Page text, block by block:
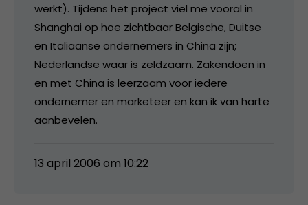
werkt). Tijdens het project viel me vooral in
Shanghai op hoe zichtbaar Belgische, Duitse
en Italiaanse ondernemers in China zijn;
Nederlandse waar is zeldzaam. Zakendoen in
en met China is leerzaam voor iedere
ondernemer en marketeer en kan ik van harte
aanbevelen.
13 april 2006 om 10:22